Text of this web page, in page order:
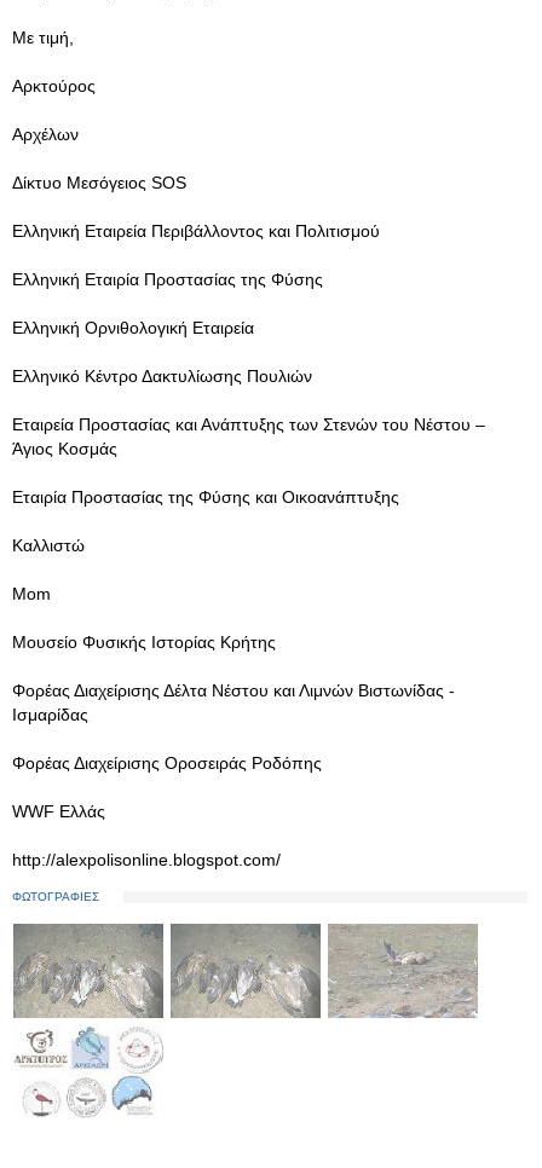
Με τιμή,
Αρκτούρος
Αρχέλων
Δίκτυο Μεσόγειος SOS
Ελληνική Εταιρεία Περιβάλλοντος και Πολιτισμού
Ελληνική Εταιρία Προστασίας της Φύσης
Ελληνική Ορνιθολογική Εταιρεία
Ελληνικό Κέντρο Δακτυλίωσης Πουλιών
Εταιρεία Προστασίας και Ανάπτυξης των Στενών του Νέστου –
Άγιος Κοσμάς
Εταιρία Προστασίας της Φύσης και Οικοανάπτυξης
Καλλιστώ
Mom
Μουσείο Φυσικής Ιστορίας Κρήτης
Φορέας Διαχείρισης Δέλτα Νέστου και Λιμνών Βιστωνίδας -
Ισμαρίδας
Φορέας Διαχείρισης Οροσειράς Ροδόπης
WWF Ελλάς
http://alexpolisonline.blogspot.com/
ΦΩΤΟΓΡΑΦΙΕΣ